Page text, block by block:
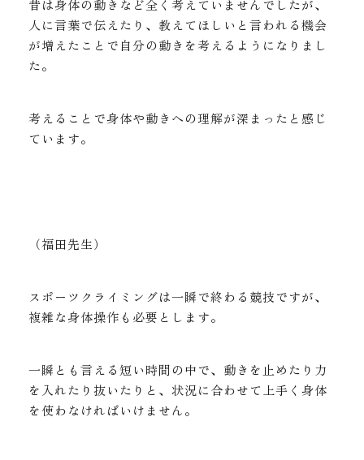
昔は身体の動きなど全く考えていませんでしたが、
人に言葉で伝えたり、教えてほしいと言われる機会
が増えたことで自分の動きを考えるようになりまし
た。
考えることで身体や動きへの理解が深まったと感じ
ています。
（福田先生）
スポーツクライミングは一瞬で終わる競技ですが、
複雑な身体操作も必要とします。
一瞬とも言える短い時間の中で、動きを止めたり力
を入れたり抜いたりと、状況に合わせて上手く身体
を使わなければいけません。